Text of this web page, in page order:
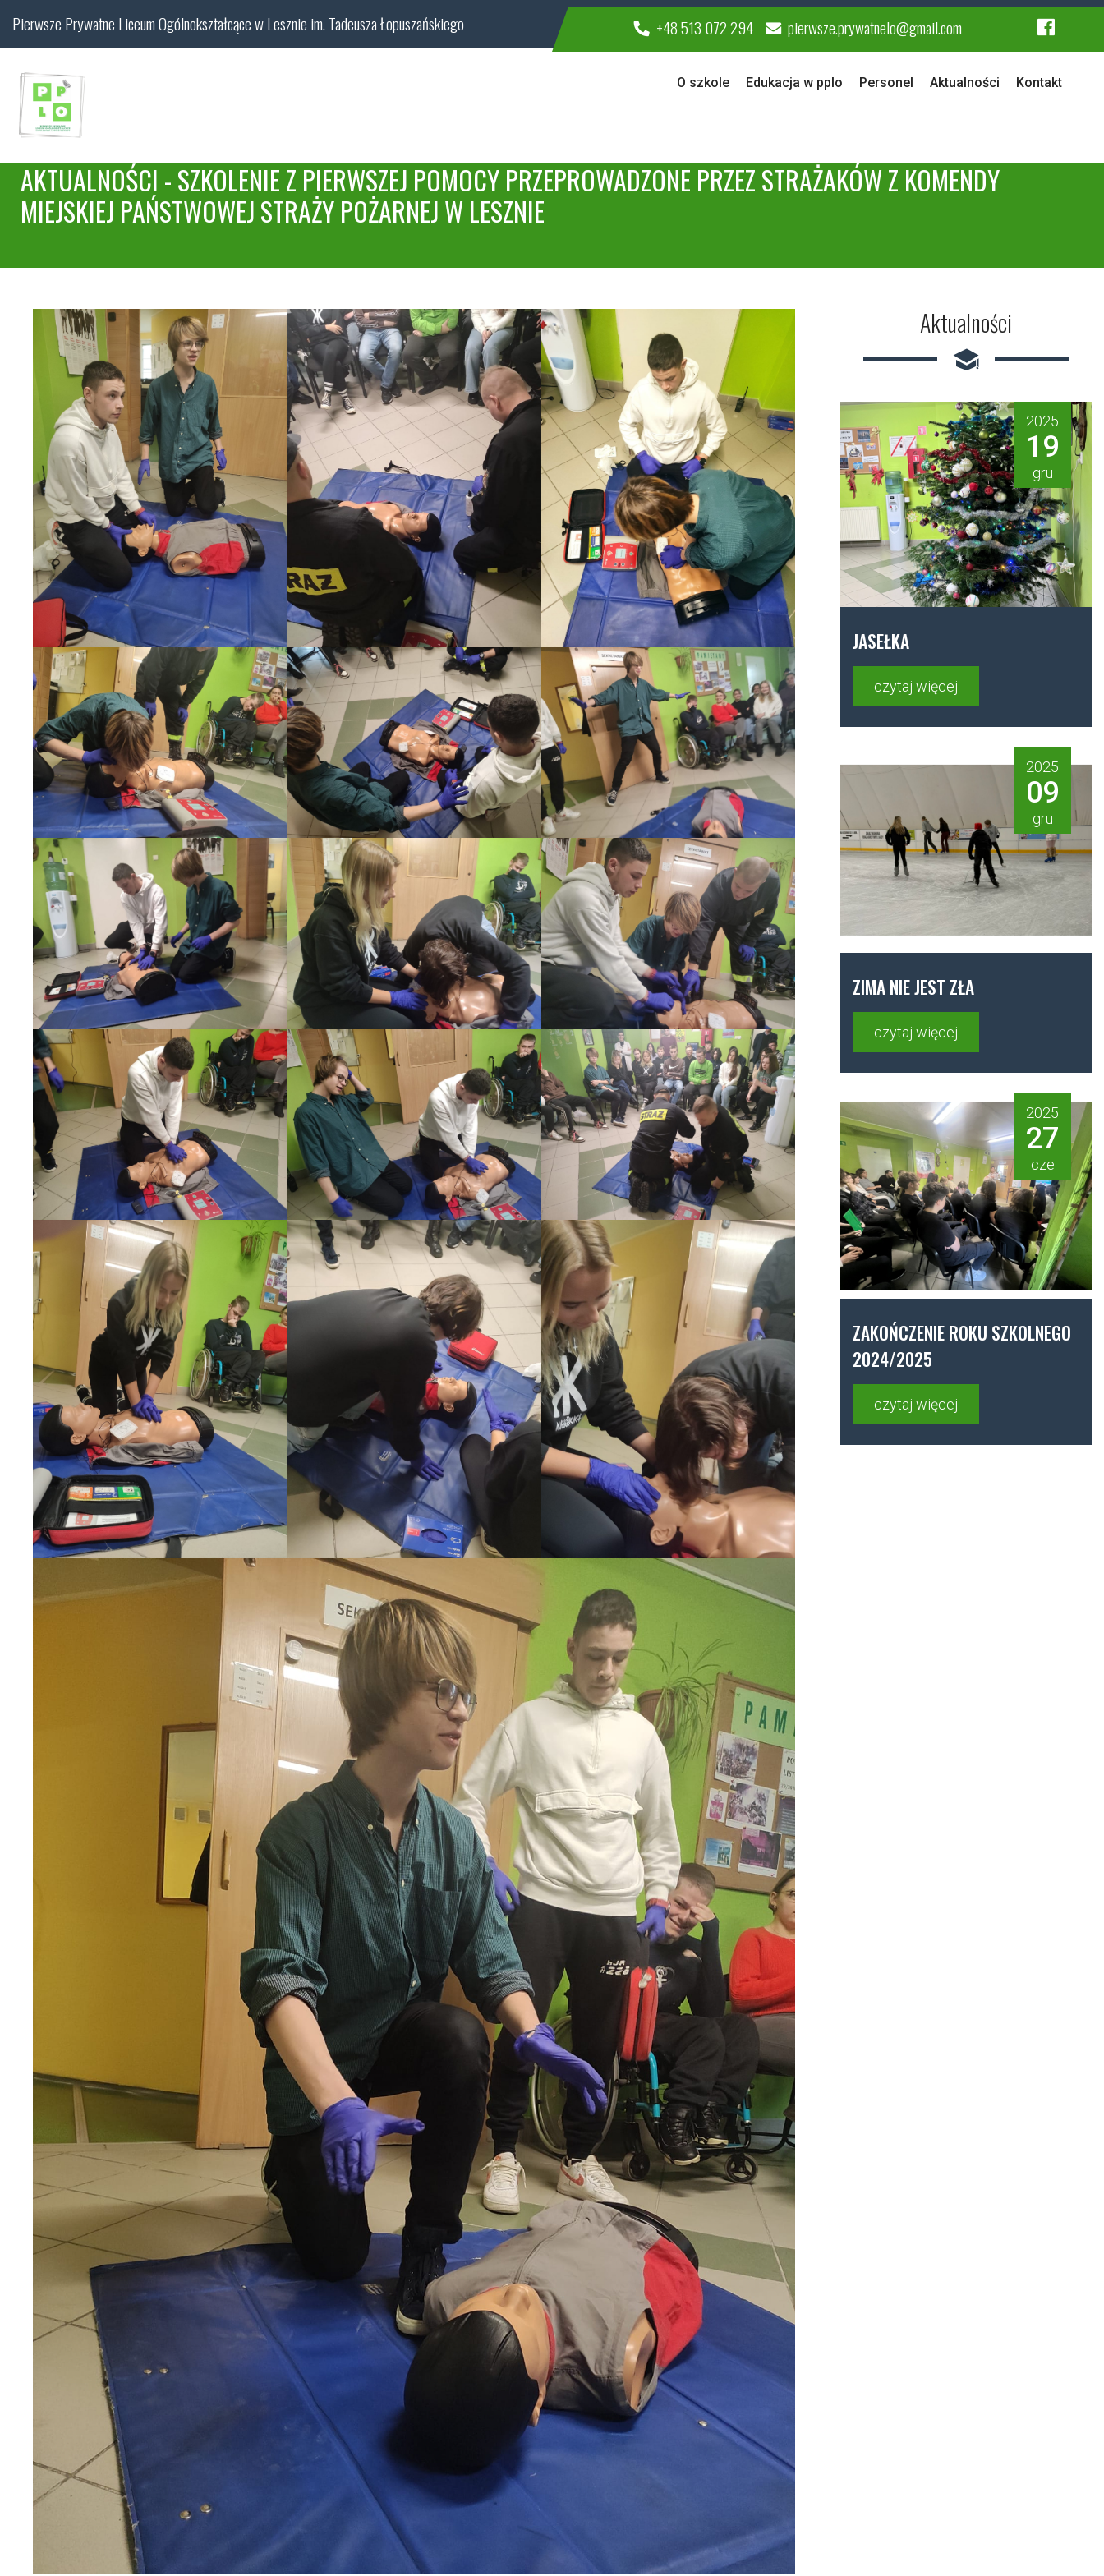
Pierwsze Prywatne Liceum Ogólnokształcące w Lesznie im. Tadeusza Łopuszańskiego +48 513 072 294 pierwsze.prywatnelo@gmail.com
O szkole Edukacja w pplo Personel Aktualności Kontakt
AKTUALNOŚCI - SZKOLENIE Z PIERWSZEJ POMOCY PRZEPROWADZONE PRZEZ STRAŻAKÓW Z KOMENDY
MIEJSKIEJ PAŃSTWOWEJ STRAŻY POŻARNEJ W LESZNIE
Aktualności
2025
19
gru
JASEŁKA
czytaj więcej
2025
09
gru
ZIMA NIE JEST ZŁA
czytaj więcej
2025
27
cze
ZAKOŃCZENIE ROKU SZKOLNEGO
2024/2025
czytaj więcej